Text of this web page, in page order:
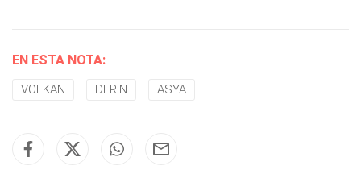
EN ESTA NOTA:
VOLKAN DERIN ASYA